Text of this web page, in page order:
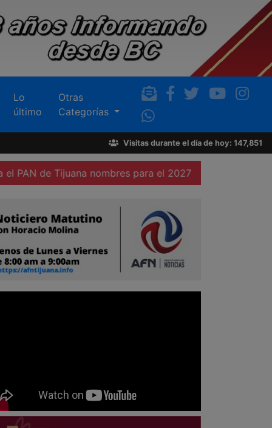
Lo
último
Otras
Categorías
Visitas durante el día de hoy: 147,851
nombres para el 2027